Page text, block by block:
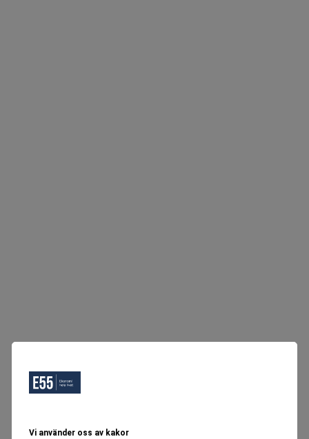
Vi använder oss av kakor